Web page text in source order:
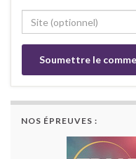
NOS ÉPREUVES :